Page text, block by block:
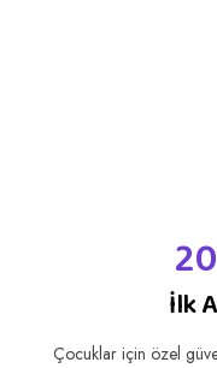
İlk
Çocuklar için özel